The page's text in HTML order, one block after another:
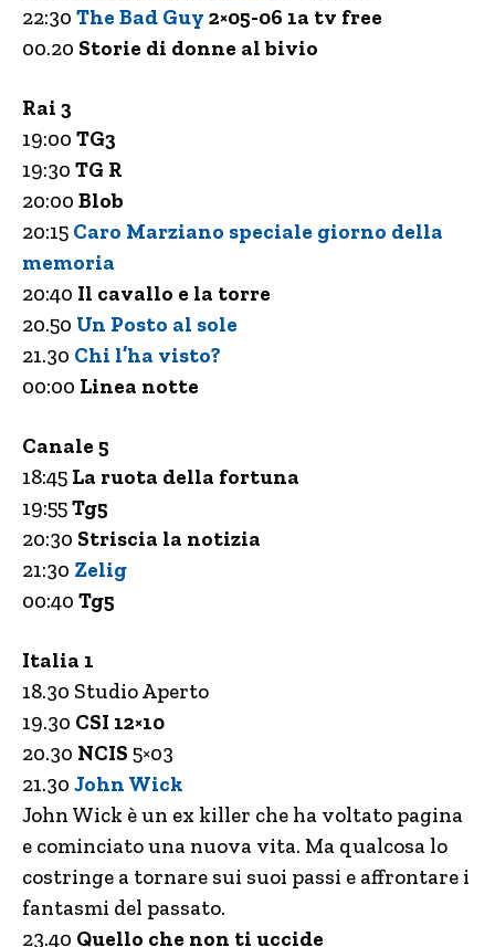
22:30 The Bad Guy 2×05-06 1a tv free
00.20 Storie di donne al bivio
Rai 3
19:00 TG3
19:30 TG R
20:00 Blob
20:15 Caro Marziano speciale giorno della
memoria
20:40 Il cavallo e la torre
20.50 Un Posto al sole
21.30 Chi l’ha visto?
00:00 Linea notte
Canale 5
18:45 La ruota della fortuna
19:55Tg5
20:30 Striscia la notizia
21:30 Zelig
00:40 Tg5
Italia 1
18.30 Studio Aperto
19.30 CSI 12×10
20.30 NCIS 5×03
21.30 John Wick
John Wick è un ex killer che ha voltato pagina
e cominciato una nuova vita. Ma qualcosa lo
costringe a tornare sui suoi passi e affrontare i
fantasmi del passato.
23.40 Quello che non ti uccide